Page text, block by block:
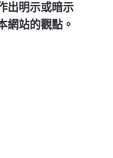
出明示或暗示
網站的觀點。